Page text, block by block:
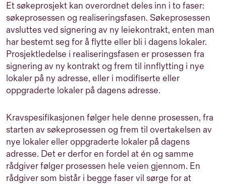
Et søkeprosjekt kan overordnet deles inn i to faser:
søkeprosessen og realiseringsfasen. Søkeprosessen
avsluttes ved signering av ny leiekontrakt, enten man
har bestemt seg for å flytte eller bli i dagens lokaler.
Prosjektledelse i realiseringsfasen er prosessen fra
signering av ny kontrakt og frem til innflytting i nye
lokaler på ny adresse, eller i modifiserte eller
oppgraderte lokaler på dagens adresse.
Kravspesifikasjonen følger hele denne prosessen, fra
starten av søkeprosessen og frem til overtakelsen av
nye lokaler eller oppgraderte lokaler på dagens
adresse. Det er derfor en fordel at én og samme
rådgiver følger prosessen hele veien gjennom. En
rådgiver som bistår i begge faser vil sørge for at